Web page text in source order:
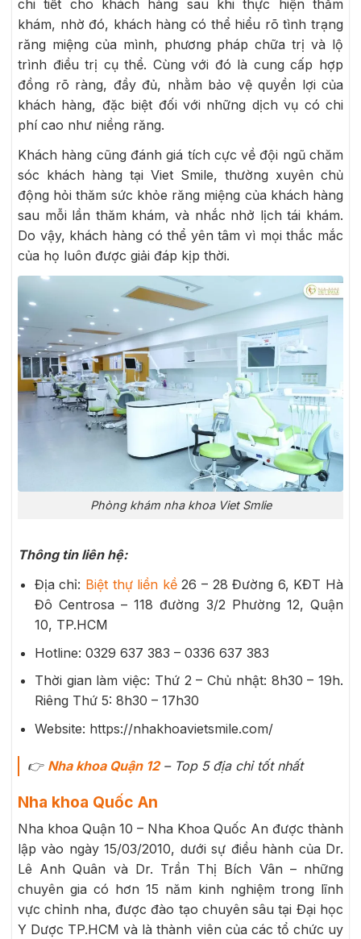
chi tiết cho khách hàng sau khi thực hiện thăm
khám, nhờ đó, khách hàng có thể hiểu rõ tình trạng
răng miệng của mình, phương pháp chữa trị và lộ
trình điều trị cụ thể. Cùng với đó là cung cấp hợp
đồng rõ ràng, đầy đủ, nhằm bảo vệ quyền lợi của
khách hàng, đặc biệt đối với những dịch vụ có chi
phí cao như niềng răng.
Khách hàng cũng đánh giá tích cực về đội ngũ chăm
sóc khách hàng tại Viet Smile, thường xuyên chủ
động hỏi thăm sức khỏe răng miệng của khách hàng
sau mỗi lần thăm khám, và nhắc nhở lịch tái khám.
Do vậy, khách hàng có thể yên tâm vì mọi thắc mắc
của họ luôn được giải đáp kịp thời.
Phòng khám nha khoa Viet Smlie
Thông tin liên hệ:
Địa chỉ: Biệt thự liền kề26 – 28 Đường 6, KĐT Hà
Đô Centrosa – 118 đường 3/2 Phường 12, Quận
10, TP.HCM
Hotline: 0329 637 383 – 0336 637 383
Thời gian làm việc: Thứ 2 – Chủ nhật: 8h30 – 19h.
Riêng Thứ 5: 8h30 – 17h30
Website: https://nhakhoavietsmile.com/
👉 Nha khoa Quận 12– Top 5 địa chỉ tốt nhất
Nha khoa Quốc An
Nha khoa Quận 10 – Nha Khoa Quốc An được thành
lập vào ngày 15/03/2010, dưới sự điều hành của Dr.
Lê Anh Quân và Dr. Trần Thị Bích Vân – những
chuyên gia có hơn 15 năm kinh nghiệm trong lĩnh
vực chỉnh nha, được đào tạo chuyên sâu tại Đại học
Y Dược TP.HCM và là thành viên của các tổ chức uy